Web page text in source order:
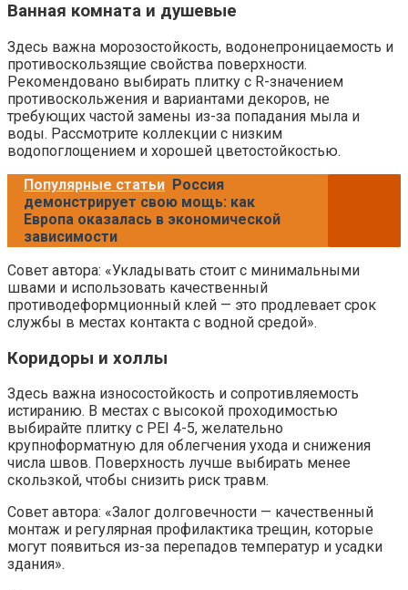
Ванная комната и душевые
Здесь важна морозостойкость, водонепроницаемость и
противоскользящие свойства поверхности.
Рекомендовано выбирать плитку с R-значением
противоскольжения и вариантами декоров, не
требующих частой замены из-за попадания мыла и
воды. Рассмотрите коллекции с низким
водопоглощением и хорошей цветостойкостью.
Популярные статьи Россия
демонстрирует свою мощь: как
Европа оказалась в экономической
зависимости
Совет автора: «Укладывать стоит с минимальными
швами и использовать качественный
противодеформционный клей — это продлевает срок
службы в местах контакта с водной средой».
Коридоры и холлы
Здесь важна износостойкость и сопротивляемость
истиранию. В местах с высокой проходимостью
выбирайте плитку с PEI 4-5, желательно
крупноформатную для облегчения ухода и снижения
числа швов. Поверхность лучше выбирать менее
скользкой, чтобы снизить риск травм.
Совет автора: «Залог долговечности — качественный
монтаж и регулярная профилактика трещин, которые
могут появиться из-за перепадов температур и усадки
здания».